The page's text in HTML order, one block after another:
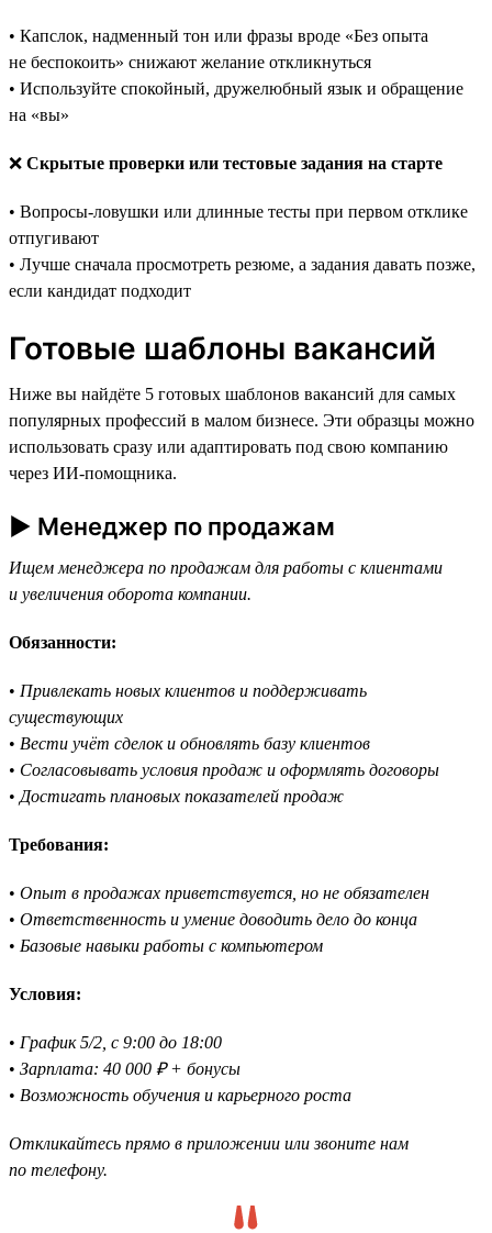
• Капслок, надменный тон или фразы вроде «Без опыта
не беспокоить» снижают желание откликнуться
• Используйте спокойный, дружелюбный язык и обращение
на «вы»
❌ Скрытые проверки или тестовые задания на старте
• Вопросы-ловушки или длинные тесты при первом отклике
отпугивают
• Лучше сначала просмотреть резюме, а задания давать позже,
если кандидат подходит
Готовые шаблоны вакансий
Ниже вы найдёте 5 готовых шаблонов вакансий для самых
популярных профессий в малом бизнесе. Эти образцы можно
использовать сразу или адаптировать под свою компанию
через ИИ-помощника.
► Менеджер по продажам
Ищем менеджера по продажам для работы с клиентами
и увеличения оборота компании.
Обязанности:
• Привлекать новых клиентов и поддерживать
существующих
• Вести учёт сделок и обновлять базу клиентов
• Согласовывать условия продаж и оформлять договоры
• Достигать плановых показателей продаж
Требования:
• Опыт в продажах приветствуется, но не обязателен
• Ответственность и умение доводить дело до конца
• Базовые навыки работы с компьютером
Условия:
• График 5/2, с 9:00 до 18:00
• Зарплата: 40 000 ₽ + бонусы
• Возможность обучения и карьерного роста
Откликайтесь прямо в приложении или звоните нам
по телефону.